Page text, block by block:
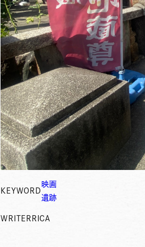
KEYWORD
映画
遺跡
WRITER RICA